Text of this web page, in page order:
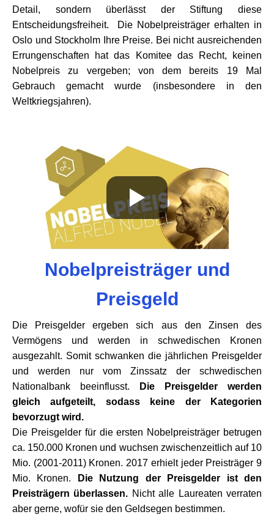
Detail, sondern überlässt der Stiftung diese
Entscheidungsfreiheit. Die Nobelpreisträger erhalten in
Oslo und Stockholm Ihre Preise. Bei nicht ausreichenden
Errungenschaften hat das Komitee das Recht, keinen
Nobelpreis zu vergeben; von dem bereits 19 Mal
Gebrauch gemacht wurde (insbesondere in den
Weltkriegsjahren).
Nobelpreisträger und
Preisgeld
Die Preisgelder ergeben sich aus den Zinsen des
Vermögens und werden in schwedischen Kronen
ausgezahlt. Somit schwanken die jährlichen Preisgelder
und werden nur vom Zinssatz der schwedischen
Nationalbank beeinflusst.
Die Preisgelder werden
gleich aufgeteilt, sodass keine der Kategorien
bevorzugt wird.
Die Preisgelder für die ersten Nobelpreisträger betrugen
ca. 150.000 Kronen und wuchsen zwischenzeitlich auf 10
Mio. (2001-2011) Kronen. 2017 erhielt jeder Preisträger 9
Mio. Kronen.
Die Nutzung der Preisgelder ist den
Preisträgern überlassen. Nicht alle Laureaten verraten
aber gerne, wofür sie den Geldsegen bestimmen.